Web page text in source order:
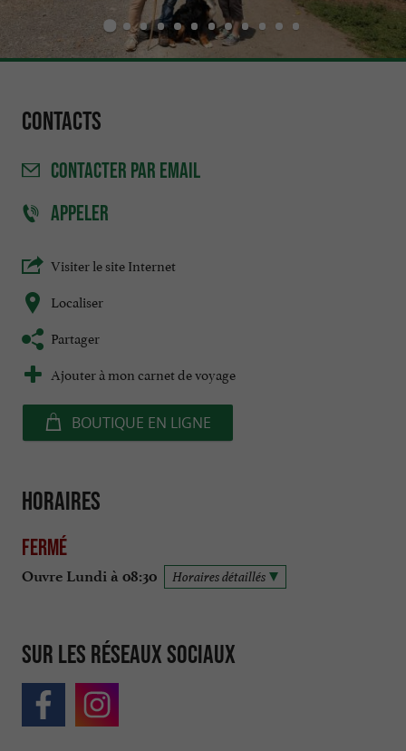
Contacts
CONTACTER PAR EMAIL
APPELER
Visiter le site Internet
Localiser
Partager
Ajouter à mon carnet de voyage
BOUTIQUE EN LIGNE
Horaires
Fermé
Ouvre Lundi à 08:30 Horaires détaillés
Sur les réseaux sociaux